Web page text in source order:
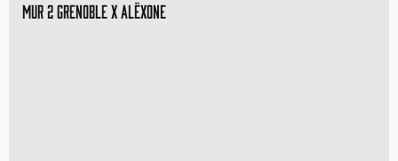
Mur 2 Grenoble x Alëxone